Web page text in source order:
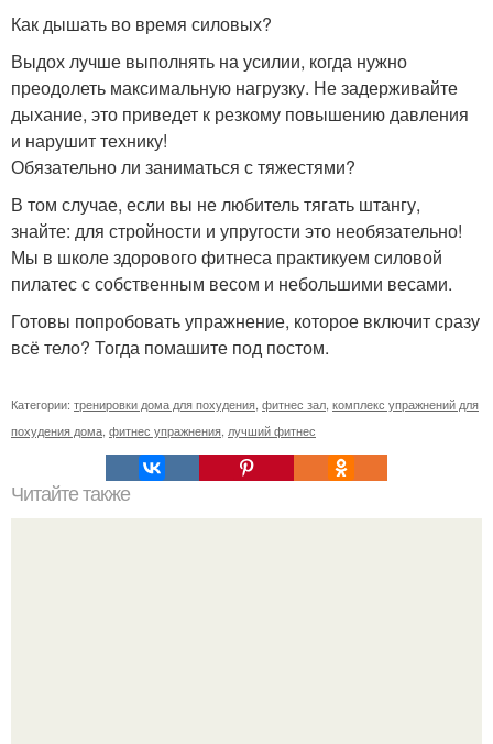
Как дышать во время силовых?
Выдох лучше выполнять на усилии, когда нужно
преодолеть максимальную нагрузку. Не задерживайте
дыхание, это приведет к резкому повышению давления
и нарушит технику!
Обязательно ли заниматься с тяжестями?
В том случае, если вы не любитель тягать штангу,
знайте: для стройности и упругости это необязательно!
Мы в школе здорового фитнеса практикуем силовой
пилатес с собственным весом и небольшими весами.
Готовы попробовать упражнение, которое включит сразу
всё тело? Тогда помашите под постом.
Категории: тренировки дома для похудения фитнес зал комплекс упражнений для
похудения дома фитнес упражнения лучший фитнес
Читайте также